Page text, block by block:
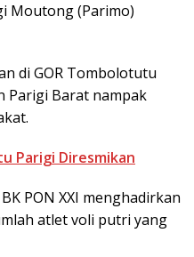
Moutong (Parimo)
di GOR Tombolotutu
Parigi Barat nampak
Parigi Diresmikan
PON XXI menghadirkan
atlet voli putri yang